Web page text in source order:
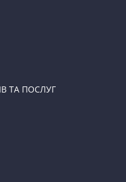
ТА ПОСЛУГ